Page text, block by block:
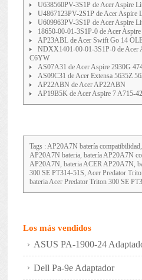
U638560PV-3S1P de Acer Aspire
U4867123PV-2S1P de Acer Aspire
U609963PV-3S1P de Acer Aspire
18650-00-01-3S1P-0 de Acer
AP23ABL de Acer Swift Go 14
NDXX1401-00-01-3S1P-0 de Acer
C6YW
AS07A31 de Acer Aspire 2930G
AS09C31 de Acer Extensa 5635Z
AP22ABN de Acer AP22ABN
AP19B5K de Acer Aspire 7 A715-
Tags : AP20A7N batería
AP20A7N bateria, batería AP20A7N
AP20A7N, bateria ACER AP20A7N,
300 SE PT314-51S, Acer Predator
bateria Acer Predator Triton 300 SE
Los más vendidos
ASUS PA-1900-24
Dell Pa-9e Adaptador